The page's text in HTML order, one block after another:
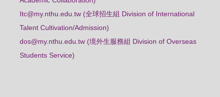
Itc@my.nthu.edu.tw (全球招生組 Division of International
Talent Cultivation/Admission)
dos@my.nthu.edu.tw (境外生服務組 Division of Overseas
Students Service)